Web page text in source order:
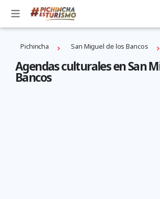
Pichincha San Miguel de los Bancos
Agendas culturales en San
Bancos